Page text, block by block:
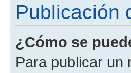
Publicación
¿Cómo se
Para publicar un